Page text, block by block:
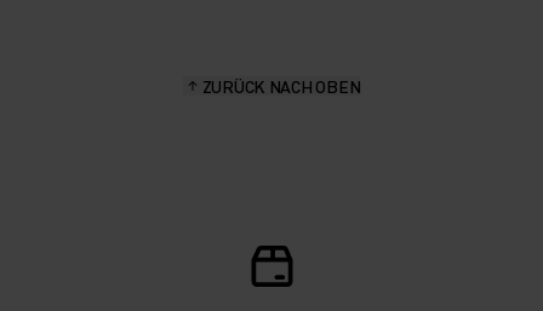
ZURÜCK NACH OBEN